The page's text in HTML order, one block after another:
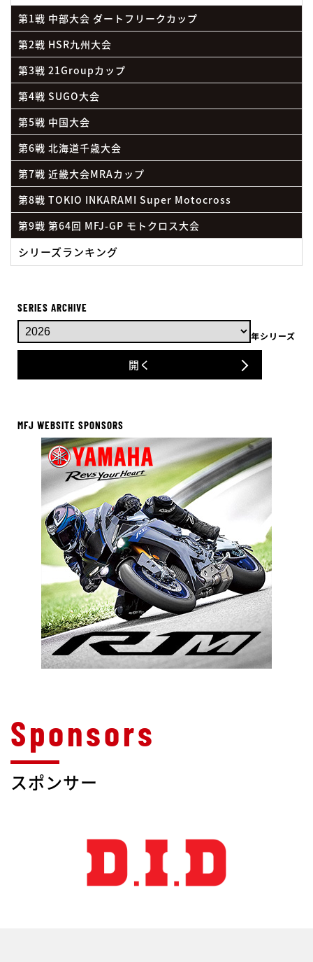
第1戦 中部大会 ダートフリークカップ
第2戦 HSR九州大会
第3戦 21Groupカップ
第4戦 SUGO大会
第5戦 中国大会
第6戦 北海道千歳大会
第7戦 近畿大会MRAカップ
第8戦 TOKIO INKARAMI Super Motocross
第9戦 第64回 MFJ-GP モトクロス大会
シリーズランキング
SERIES ARCHIVE
年シリーズ
開く
MFJ WEBSITE SPONSORS
スポンサー